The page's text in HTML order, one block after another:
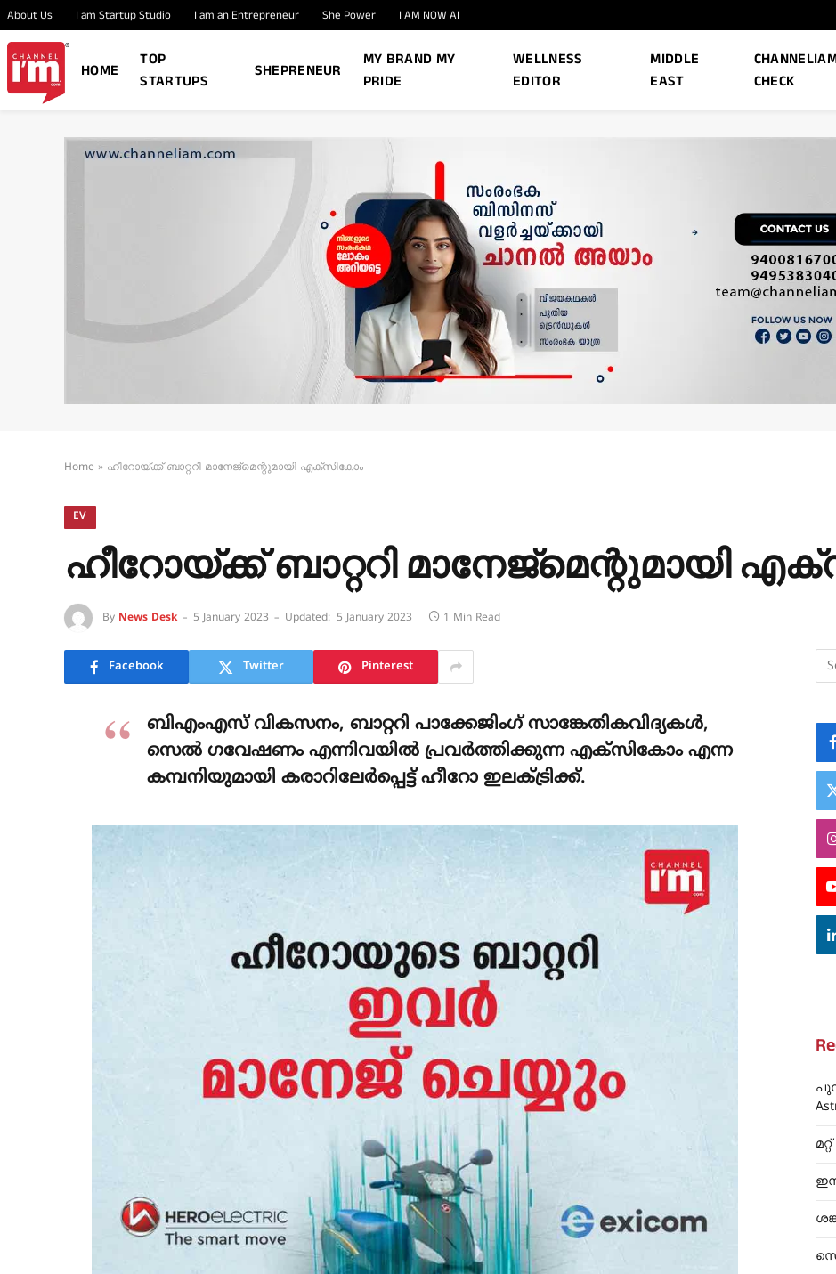
About Us I am Startup Studio I am an Entrepreneur She Power I AM NOW AI
HOME
TOP
STARTUPS
SHEPRENEUR
MY BRAND MY
PRIDE
WELLNESS
EDITOR
MIDDLE
EAST
CHECK
Home » ഹീറോയ്ക്ക് ബാറ്ററി മാനേജ്മെന്റുമായി എക്‌സികോം
EV
ഹീറോയ്ക്ക് ബാറ്ററി മാനേജ്മെന്റുമായി
By News Desk 5 January 2023 Updated: 5 January 2023 1 Min Read
Facebook Twitter Pinterest
ബിഎംഎസ് വികസനം, ബാറ്ററി പാക്കേജിംഗ് സാങ്കേതികവിദ്യകൾ,
സെൽ ഗവേഷണം എന്നിവയിൽ പ്രവർത്തിക്കുന്ന എക്‌സികോം എന്ന
കമ്പനിയുമായി കരാറിലേർപ്പെട്ട് ഹീറോ ഇലക്ട്രിക്ക്.